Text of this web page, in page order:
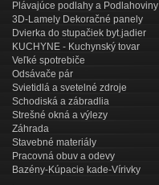
Plávajúce podlahy a Podlahoviny
3D-Lamely Dekoračné panely
Dvierka do stupačiek byt.jadier
KUCHYNE - Kuchynský tovar
Veľké spotrebiče
Odsávače pár
Svietidlá a svetelné zdroje
Schodiská a zábradlia
Strešné okná a výlezy
Záhrada
Stavebné materiály
Pracovná obuv a odevy
Bazény-Kúpacie kade-Vírivky